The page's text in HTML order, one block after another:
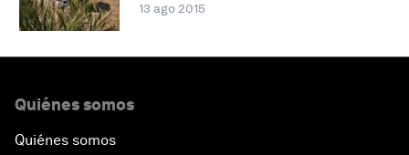
13 ago 2015
Quiénes somos
Quiénes somos